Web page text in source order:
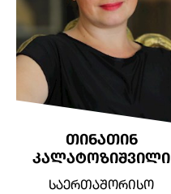
ᲗᲘᲜᲐᲗᲘᲜ
ᲙᲐᲚᲐᲢᲝᲖᲘᲨᲕᲘᲚᲘ
ᲡᲐᲔᲠᲗᲐᲨᲝᲠᲘᲡᲝ